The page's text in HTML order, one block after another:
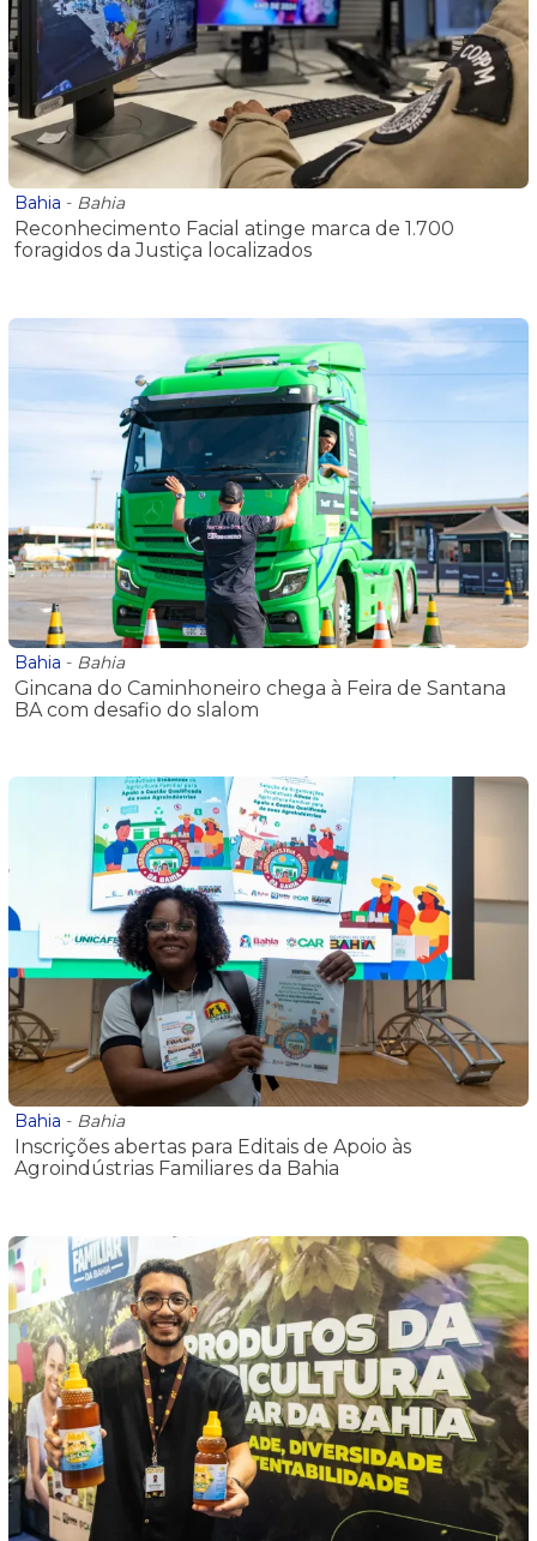
Bahia - Bahia
Reconhecimento Facial atinge marca de 1.700
foragidos da Justiça localizados
Bahia - Bahia
Gincana do Caminhoneiro chega à Feira de Santana
BA com desafio do slalom
Bahia - Bahia
Inscrições abertas para Editais de Apoio às
Agroindústrias Familiares da Bahia